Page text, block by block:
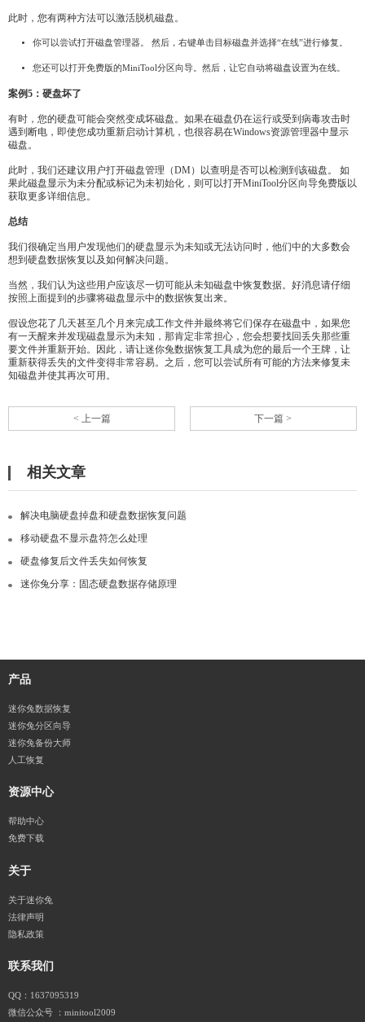
此时，您有两种方法可以激活脱机磁盘。
你可以尝试打开磁盘管理器。 然后，右键单击目标磁盘并选择“在线”进行修复。
您还可以打开免费版的MiniTool分区向导。然后，让它自动将磁盘设置为在线。
案例5：硬盘坏了
有时，您的硬盘可能会突然变成坏磁盘。如果在磁盘仍在运行或受到病毒攻击时
遇到断电，即使您成功重新启动计算机，也很容易在Windows资源管理器中显示
磁盘。
此时，我们还建议用户打开磁盘管理（DM）以查明是否可以检测到该磁盘。 如
果此磁盘显示为未分配或标记为未初始化，则可以打开MiniTool分区向导免费版以
获取更多详细信息。
总结
我们很确定当用户发现他们的硬盘显示为未知或无法访问时，他们中的大多数会
想到硬盘数据恢复以及如何解决问题。
当然，我们认为这些用户应该尽一切可能从未知磁盘中恢复数据。好消息请仔细
按照上面提到的步骤将磁盘显示中的数据恢复出来。
假设您花了几天甚至几个月来完成工作文件并最终将它们保存在磁盘中，如果您
有一天醒来并发现磁盘显示为未知，那肯定非常担心，您会想要找回丢失那些重
要文件并重新开始。因此，请让迷你兔数据恢复工具成为您的最后一个王牌，让
重新获得丢失的文件变得非常容易。之后，您可以尝试所有可能的方法来修复未
知磁盘并使其再次可用。
< 上一篇 下一篇 >
相关文章
解决电脑硬盘掉盘和硬盘数据恢复问题
移动硬盘不显示盘符怎么处理
硬盘修复后文件丢失如何恢复
迷你兔分享：固态硬盘数据存储原理
产品
迷你兔数据恢复
迷你兔分区向导
迷你兔备份大师
人工恢复
资源中心
帮助中心
免费下载
关于
关于迷你兔
法律声明
隐私政策
联系我们
QQ：1637095319
微信公众号 ：minitool2009